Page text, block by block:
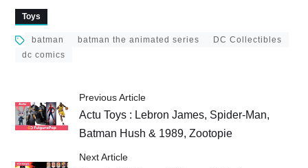
Killer Croc
Toys
batman batman the animated series
DC Collectibles
dc comics
Previous Article
Actu Toys : Lebron James, Spider-Man,
Batman Hush & 1989, Zootopie
Next Article